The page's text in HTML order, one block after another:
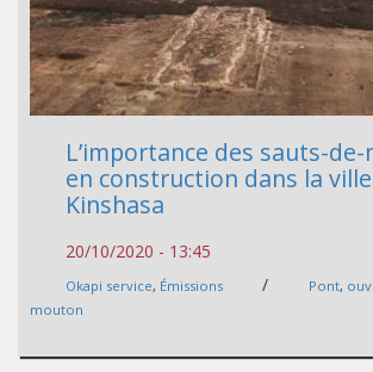
L’importance des sauts-
en construction dans la
Kinshasa
20/10/2020 - 13:45
Okapi service, Émissions / Pont,
mouton